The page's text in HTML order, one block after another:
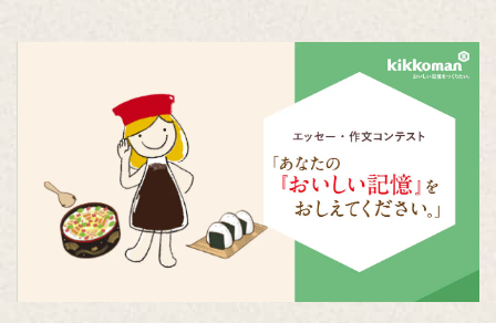
品について、寄せてくださったコメントも紹介しています。